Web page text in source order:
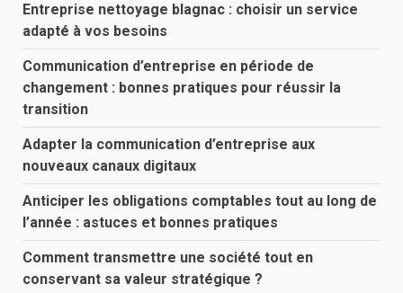
Entreprise nettoyage blagnac : choisir un service
adapté à vos besoins
Communication d’entreprise en période de
changement : bonnes pratiques pour réussir la
transition
Adapter la communication d’entreprise aux
nouveaux canaux digitaux
Anticiper les obligations comptables tout au long de
l’année : astuces et bonnes pratiques
Comment transmettre une société tout en
conservant sa valeur stratégique ?